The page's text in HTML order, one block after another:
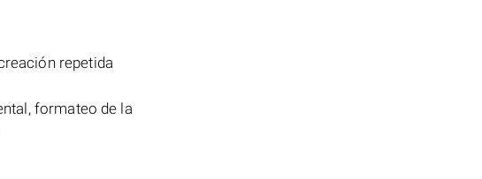
repetida
formateo de la